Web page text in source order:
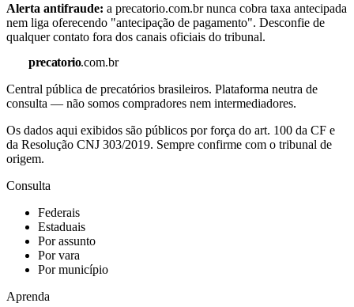
Alerta antifraude: a precatorio.com.br nunca cobra taxa antecipada
nem liga oferecendo "antecipação de pagamento". Desconfie de
qualquer contato fora dos canais oficiais do tribunal.
precatorio.com.br
Central pública de precatórios brasileiros. Plataforma neutra de
consulta — não somos compradores nem intermediadores.
Os dados aqui exibidos são públicos por força do art. 100 da CF e
da Resolução CNJ 303/2019. Sempre confirme com o tribunal de
origem.
Consulta
Federais
Estaduais
Por assunto
Por vara
Por município
Aprenda